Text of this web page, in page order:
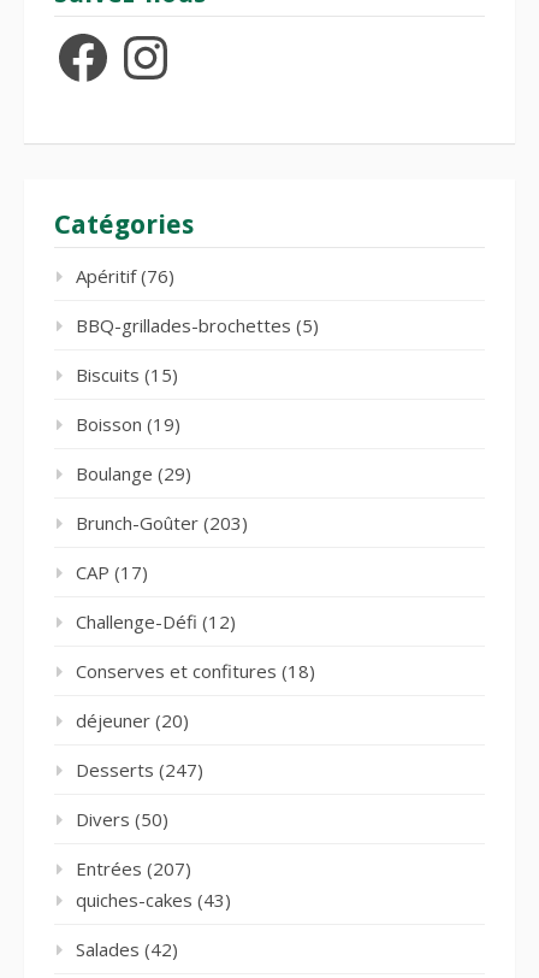
FacebookInstagram
Catégories
Apéritif(76)
BBQ-grillades-brochettes (5)
Biscuits (15)
Boisson (19)
Boulange (29)
Brunch-Goûter (203)
CAP (17)
Challenge-Défi (12)
Conserves et confitures (18)
déjeuner (20)
Desserts (247)
Divers (50)
Entrées (207)
quiches-cakes (43)
Salades (42)